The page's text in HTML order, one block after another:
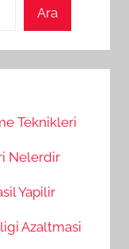
Ara
Teknikleri
Nelerdir
Yapilir
Azaltmasi